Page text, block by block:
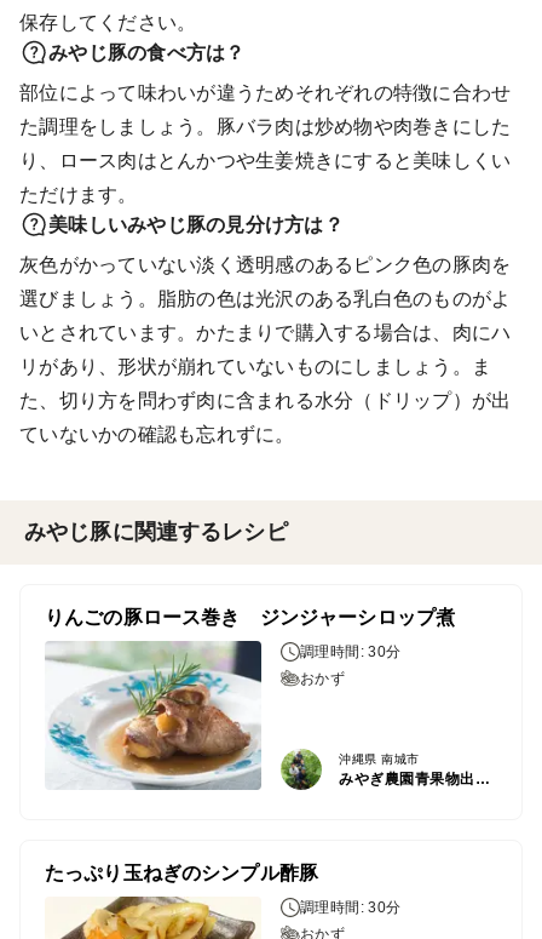
保存してください。
みやじ豚の食べ方は？
部位によって味わいが違うためそれぞれの特徴に合わせ
た調理をしましょう。豚バラ肉は炒め物や肉巻きにした
り、ロース肉はとんかつや生姜焼きにすると美味しくい
ただけます。
美味しいみやじ豚の見分け方は？
灰色がかっていない淡く透明感のあるピンク色の豚肉を
選びましょう。脂肪の色は光沢のある乳白色のものがよ
いとされています。かたまりで購入する場合は、肉にハ
リがあり、形状が崩れていないものにしましょう。ま
た、切り方を問わず肉に含まれる水分（ドリップ）が出
ていないかの確認も忘れずに。
みやじ豚に関連するレシピ
りんごの豚ロース巻き ジンジャーシロップ煮
調理時間: 30分
おかず
沖縄県 南城市
みやぎ農園青果物出荷組合
たっぷり玉ねぎのシンプル酢豚
調理時間: 30分
おかず